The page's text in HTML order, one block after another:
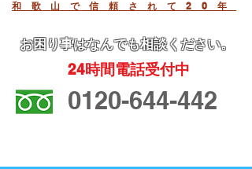
和歌山で信頼されて20年
お困り事はなんでも相談ください。
24時間電話受付中
0120-644-442